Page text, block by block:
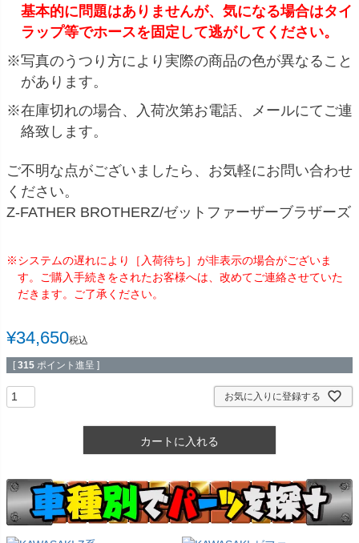
基本的に問題はありませんが、気になる場合はタイ
ラップ等でホースを固定して逃がしてください。
※写真のうつり方により実際の商品の色が異なること
があります。
※在庫切れの場合、入荷次第お電話、メールにてご連
絡致します。
ご不明な点がございましたら、お気軽にお問い合わせ
ください。
Z-FATHER BROTHERZ/ゼットファーザーブラザーズ
※システムの遅れにより［入荷待ち］が非表示の場合がございま
す。ご購入手続きをされたお客様へは、改めてご連絡させていた
だきます。ご了承ください。
¥34,650税込
[ 315 ポイント進呈 ]
お気に入りに登録する
カートに入れる